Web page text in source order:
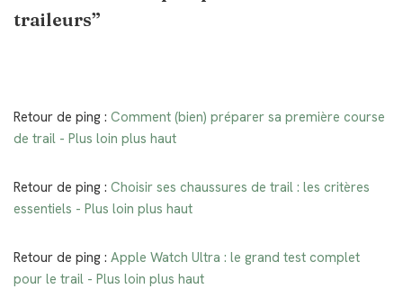
traileurs”
Retour de ping : Comment (bien) préparer sa première course
de trail - Plus loin plus haut
Retour de ping : Choisir ses chaussures de trail : les critères
essentiels - Plus loin plus haut
Retour de ping : Apple Watch Ultra : le grand test complet
pour le trail - Plus loin plus haut